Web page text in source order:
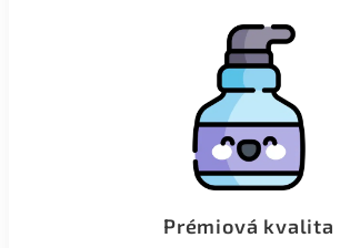
Prémiová kvalita